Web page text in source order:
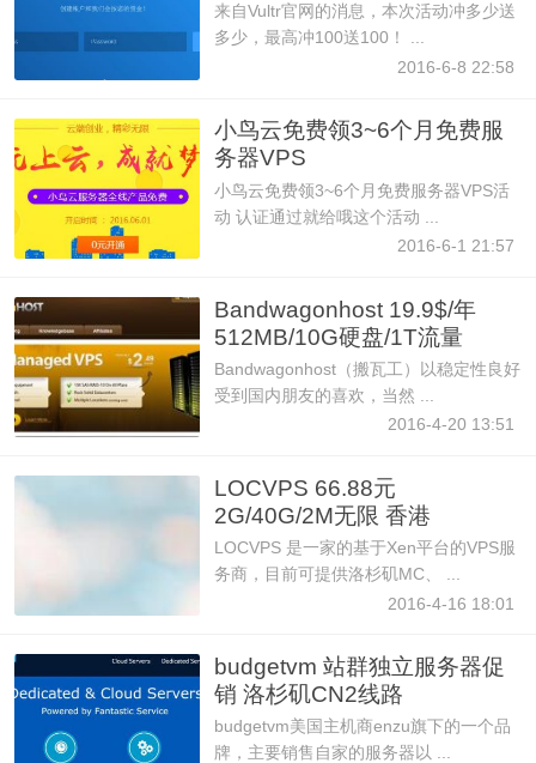
来自Vultr官网的消息，本次活动冲多少送
多少，最高冲100送100！ ...
2016-6-8 22:58
小鸟云免费领3~6个月免费服
务器VPS
小鸟云免费领3~6个月免费服务器VPS活
动 认证通过就给哦这个活动 ...
2016-6-1 21:57
Bandwagonhost 19.9$/年
512MB/10G硬盘/1T流量
Bandwagonhost（搬瓦工）以稳定性良好
受到国内朋友的喜欢，当然 ...
2016-4-20 13:51
LOCVPS 66.88元
2G/40G/2M无限 香港
PangNet 四四折
LOCVPS 是一家的基于Xen平台的VPS服
务商，目前可提供洛杉矶MC、 ...
2016-4-16 18:01
budgetvm 站群独立服务器促
销 洛杉矶CN2线路
budgetvm美国主机商enzu旗下的一个品
牌，主要销售自家的服务器以 ...